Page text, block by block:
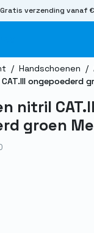
Gratis verzending vanaf
/ Handschoenen /
ongepoederd
nitril
groen